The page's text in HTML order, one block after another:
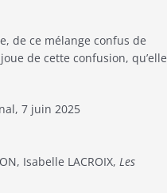
de ce mélange confus de
de cette confusion, qu’elle
7 juin 2025
Isabelle LACROIX, Les